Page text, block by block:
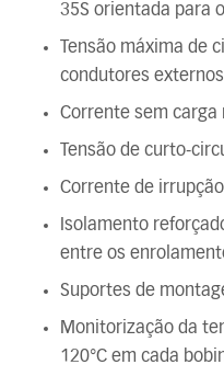
35S orientada para
Tensão máxima de
condutores externos
Corrente sem carga
Tensão de curto-
Corrente de
Isolamento
entre os
Suportes de
Monitorização da
120°C em cada